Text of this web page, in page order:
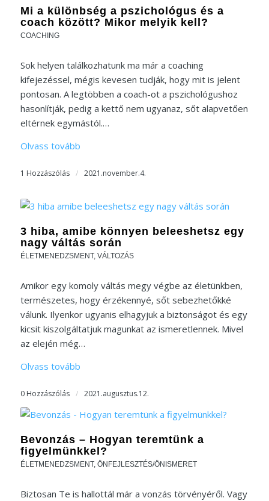
Mi a különbség a pszichológus és a
coach között? Mikor melyik kell?
COACHING
Sok helyen találkozhatunk ma már a coaching
kifejezéssel, mégis kevesen tudják, hogy mit is jelent
pontosan. A legtöbben a coach-ot a pszichológushoz
hasonlítják, pedig a kettő nem ugyanaz, sőt alapvetően
eltérnek egymástól.…
Olvass tovább
1 Hozzászólás / 2021.november.4.
3 hiba, amibe könnyen beleeshetsz egy
nagy váltás során
ÉLETMENEDZSMENT, VÁLTOZÁS
Amikor egy komoly váltás megy végbe az életünkben,
természetes, hogy érzékennyé, sőt sebezhetőkké
válunk. Ilyenkor ugyanis elhagyjuk a biztonságot és egy
kicsit kiszolgáltatjuk magunkat az ismeretlennek. Mivel
az elején még…
Olvass tovább
0 Hozzászólás / 2021.augusztus.12.
Bevonzás – Hogyan teremtünk a
figyelmünkkel?
ÉLETMENEDZSMENT, ÖNFEJLESZTÉS/ÖNISMERET
Biztosan Te is hallottál már a vonzás törvényéről. Vagy